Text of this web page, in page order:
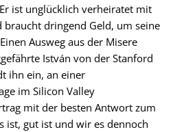
ist unglücklich verheiratet mit
dringend Geld, um seine
Ausweg aus der Misere
István von der Stanford
ihn ein, an einer
im Silicon Valley
mit der besten Antwort zum
ist, gut ist und wir es dennoch